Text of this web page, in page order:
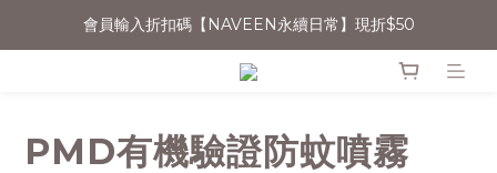
消費滿$1500宅配免運
會員輸入折扣碼【NAVEEN永續日常】現折$50
無法登入會員者，可嘗試清除Cookie或用無痕網頁開啟操作
PMD有機驗證防蚊噴霧